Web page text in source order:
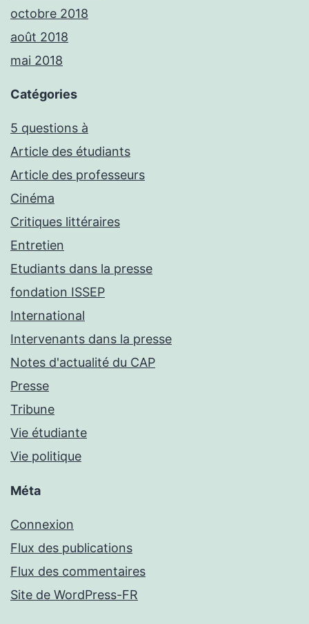
octobre 2018
août 2018
mai 2018
Catégories
5 questions à
Article des étudiants
Article des professeurs
Cinéma
Critiques littéraires
Entretien
Etudiants dans la presse
fondation ISSEP
International
Intervenants dans la presse
Notes d'actualité du CAP
Presse
Tribune
Vie étudiante
Vie politique
Méta
Connexion
Flux des publications
Flux des commentaires
Site de WordPress-FR